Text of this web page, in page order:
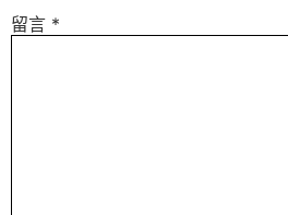
留言 *